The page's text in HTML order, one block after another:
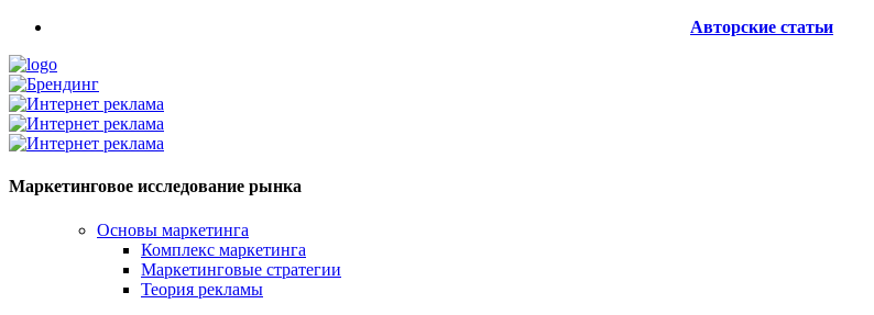
Авторские статьи
Маркетинговое исследование рынка
Основы маркетинга
Комплекс маркетинга
Маркетинговые стратегии
Теория рекламы